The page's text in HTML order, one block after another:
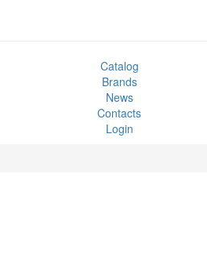
Catalog
Brands
News
Contacts
Login